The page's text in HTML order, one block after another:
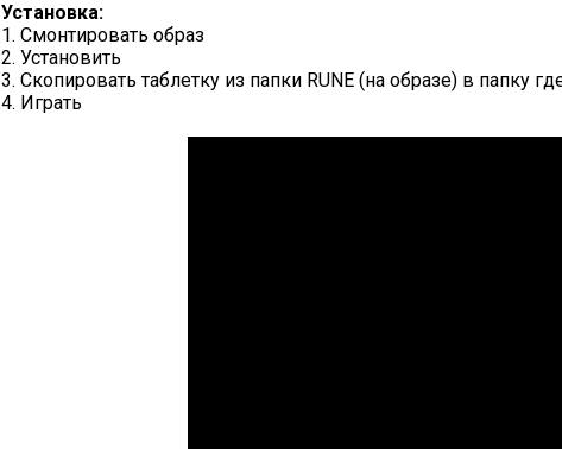
Установка:
1. Смонтировать образ
2. Установить
3. Скопировать таблетку из папки RUNE (на образе) в папку
4. Играть